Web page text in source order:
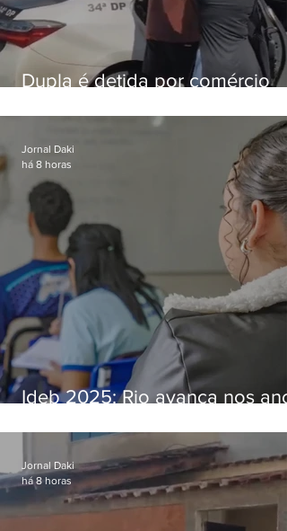
Dupla é detida por comércio
Bangu
Ideb 2025: Rio avança nos
nacional
Jornal Daki
há 8 horas
Jornal Daki
há 8 horas